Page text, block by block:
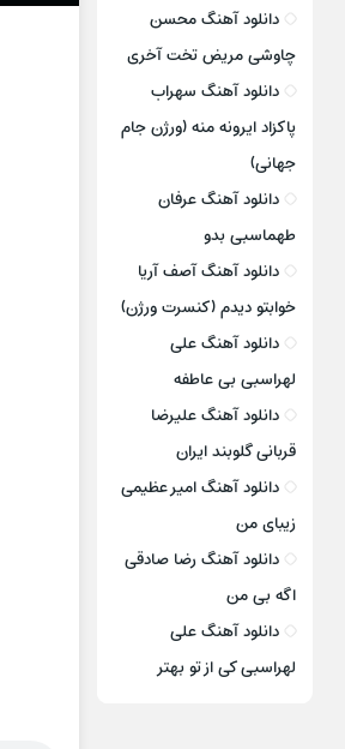
دانلود آهنگ محسن
چاوشی مریض تخت آخری
دانلود آهنگ سهراب
پاکزاد ایرونه منه (ورژن جام
جهانی)
دانلود آهنگ عرفان
طهماسبی بدو
دانلود آهنگ آصف آریا
خوابتو دیدم (کنسرت ورژن)
دانلود آهنگ علی
لهراسبی بی عاطفه
دانلود آهنگ علیرضا
قربانی گلوبند ایران
دانلود آهنگ امیر عظیمی
زیبای من
دانلود آهنگ رضا صادقی
اگه بی من
دانلود آهنگ علی
لهراسبی کی از تو ‌بهتر